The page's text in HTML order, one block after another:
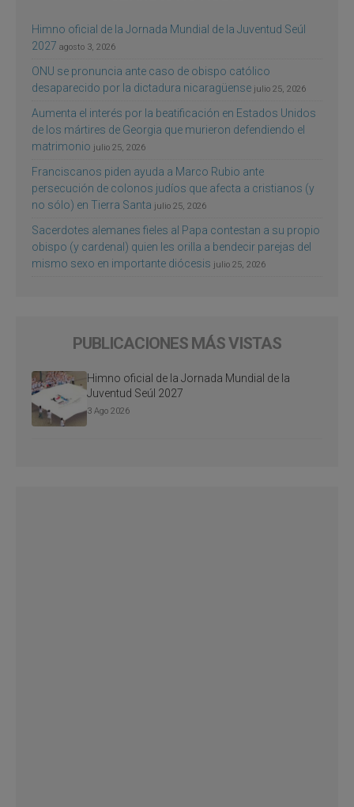
Himno oficial de la Jornada Mundial de la Juventud Seúl
2027 agosto 3, 2026
ONU se pronuncia ante caso de obispo católico
desaparecido por la dictadura nicaragüense julio 25, 2026
Aumenta el interés por la beatificación en Estados Unidos
de los mártires de Georgia que murieron defendiendo el
matrimonio julio 25, 2026
Franciscanos piden ayuda a Marco Rubio ante
persecución de colonos judíos que afecta a cristianos (y
no sólo) en Tierra Santa julio 25, 2026
Sacerdotes alemanes fieles al Papa contestan a su propio
obispo (y cardenal) quien les orilla a bendecir parejas del
mismo sexo en importante diócesis julio 25, 2026
PUBLICACIONES MÁS VISTAS
Himno oficial de la Jornada Mundial de la
Juventud Seúl 2027
3 Ago 2026